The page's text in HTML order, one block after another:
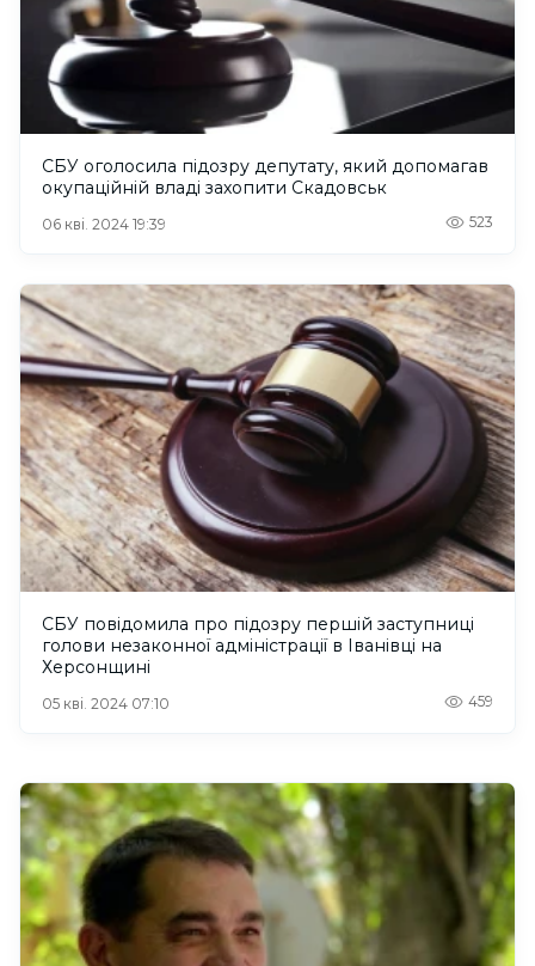
СБУ оголосила підозру депутату, який допомагав
окупаційній владі захопити Скадовськ
06 кві. 2024 19:39 523
СБУ повідомила про підозру першій заступниці
голови незаконної адміністрації в Іванівці на
Херсонщині
05 кві. 2024 07:10 459